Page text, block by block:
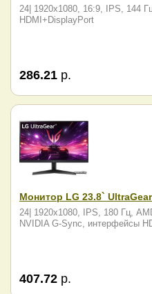
24| 1920x1080, 16:9, IPS, 144
HDMI+DisplayPort
286.21 р.
Монитор LG 23.8`
24| 1920x1080, IPS, 180 Гц,
NVIDIA G-Sync, интерфейсы
407.72 р.